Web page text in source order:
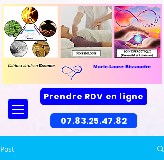
Marie-Laure Bissoudre
Prendre RDV en ligne
07.83.25.47.82
Post